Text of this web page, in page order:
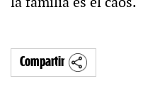
Compartir